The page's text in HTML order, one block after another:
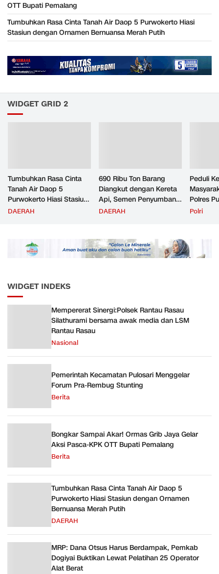
OTT Bupati Pemalang
Tumbuhkan Rasa Cinta Tanah Air Daop 5 Purwokerto Hiasi
Stasiun dengan Ornamen Bernuansa Merah Putih
WIDGET GRID 2
Tumbuhkan Rasa Cinta
Tanah Air Daop 5
Purwokerto Hiasi Stasiun
dengan Ornamen
DAERAH
690 Ribu Ton Barang
Diangkut dengan Kereta
Api, Semen Penyumbang
Volume Terbesar
Semester 1 Tahun 2026
DAERAH
Peduli
Polres
Jemput
Polri
WIDGET INDEKS
Mempererat Sinergi:Polsek Rantau Rasau
Silathurami bersama awak media dan LSM
Rantau Rasau
Nasional
Pemerintah Kecamatan Pulosari Menggelar
Forum Pra-Rembug Stunting
Berita
Bongkar Sampai Akar! Ormas Grib Jaya Gelar
Aksi Pasca-KPK OTT Bupati Pemalang
Berita
Tumbuhkan Rasa Cinta Tanah Air Daop 5
Purwokerto Hiasi Stasiun dengan Ornamen
Bernuansa Merah Putih
DAERAH
MRP: Dana Otsus Harus Berdampak, Pemkab
Dogiyai Buktikan Lewat Pelatihan 25 Operator
Alat Berat